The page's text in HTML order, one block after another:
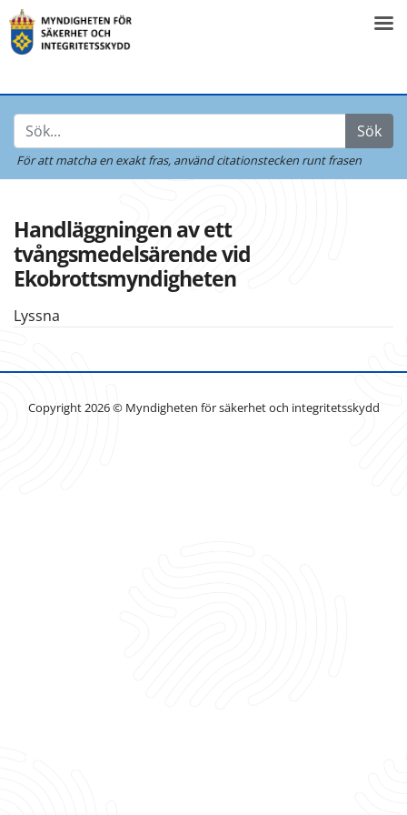
Sök
För att matcha en exakt fras, använd citationstecken runt frasen
Handläggningen av ett
tvångsmedelsärende vid
Ekobrottsmyndigheten
Lyssna
Copyright 2026 © Myndigheten för säkerhet och integritetsskydd